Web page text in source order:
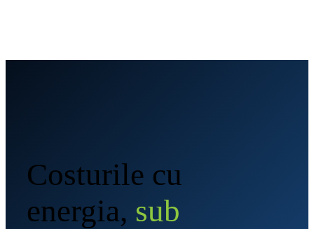
Costurile cu
energia, sub